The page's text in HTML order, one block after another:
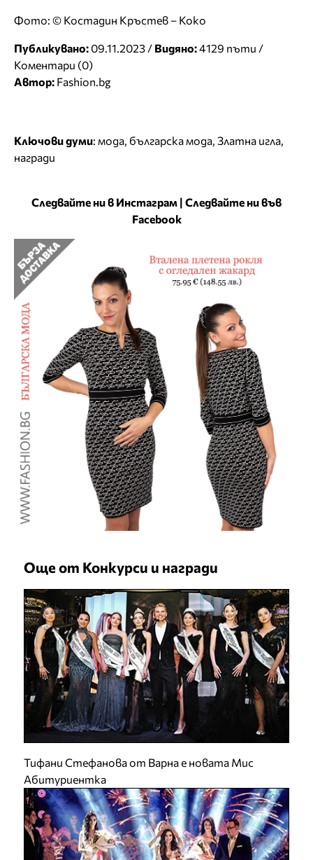
Фото: © Костадин Кръстев – Коко
Публикувано: 09.11.2023 / Видяно:4129 пъти /
Коментари (0)
Автор: Fashion.bg
Ключови думи: мода, българска мода, Златна игла,
награди
Следвайте ни в Инстаграм | Следвайте ни във
Facebook
Още от Конкурси и награди
Тифани Стефанова от Варна е новата Мис
Абитуриентка